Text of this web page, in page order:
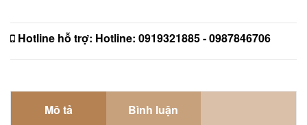
Hotline hỗ trợ: Hotline: 0919321885 - 0987846706
Mô tả Bình luận